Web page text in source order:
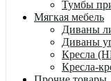
Тумбы
Мягкая мебель
Диваны
Диваны
Кресла
Кресла-